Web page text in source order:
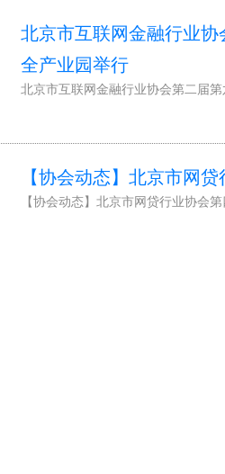
北京市互联网金融行业
全产业园举行
北京市互联网金融行业协会第二届
【协会动态】北京市网
【协会动态】北京市网贷行业协会